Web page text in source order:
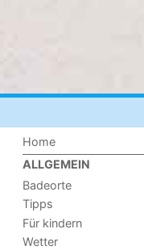
Home
ALLGEMEIN
Badeorte
Tipps
Für kindern
Wetter